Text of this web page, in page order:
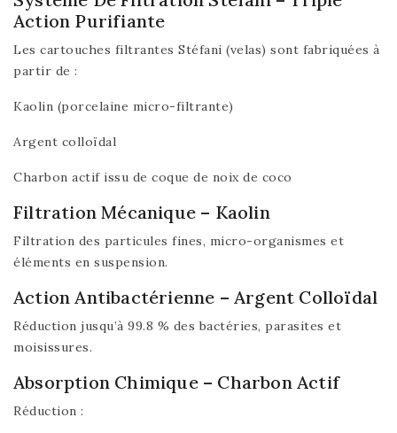
Action Purifiante
Les cartouches filtrantes Stéfani (velas) sont fabriquées à
partir de :
Kaolin (porcelaine micro-filtrante)
Argent colloïdal
Charbon actif issu de coque de noix de coco
Filtration Mécanique – Kaolin
Filtration des particules fines, micro-organismes et
éléments en suspension.
Action Antibactérienne – Argent Colloïdal
Réduction jusqu’à 99.8 % des bactéries, parasites et
moisissures.
Absorption Chimique – Charbon Actif
Réduction :